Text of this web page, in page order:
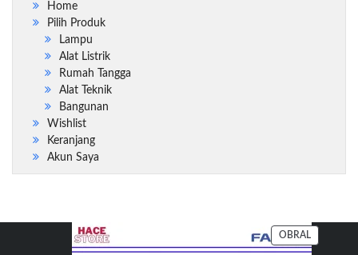
Home
Pilih Produk
Lampu
Alat Listrik
Rumah Tangga
Alat Teknik
Bangunan
Wishlist
Keranjang
Akun Saya
OBRAL
DENGAN